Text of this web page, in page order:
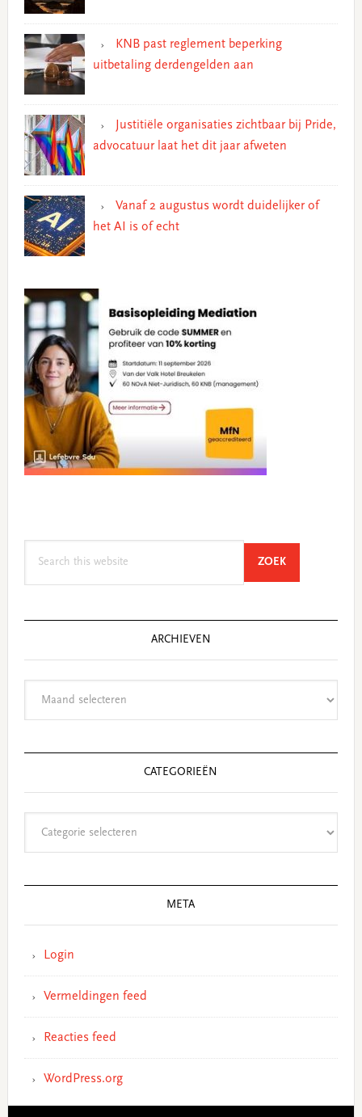
KNB past reglement beperking
uitbetaling derdengelden aan
Justitiële organisaties zichtbaar bij Pride,
advocatuur laat het dit jaar afweten
Vanaf 2 augustus wordt duidelijker of
het AI is of echt
ZOEKSEARCH
ARCHIEVEN
CATEGORIEËN
META
Login
Vermeldingen feed
Reacties feed
WordPress.org